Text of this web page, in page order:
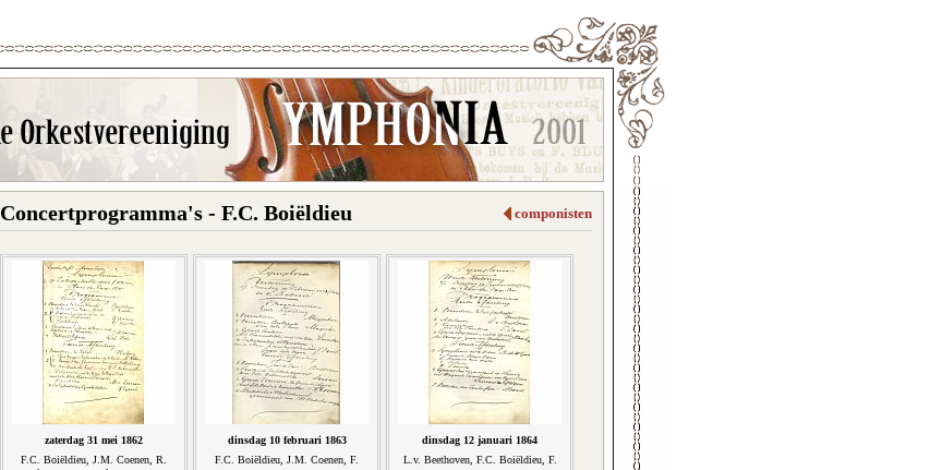
componisten
Concertprogramma's - F.C. Boiëldieu
zaterdag 31 mei 1862
F.C. Boiëldieu, J.M. Coenen, R.
dinsdag 10 februari 1863
F.C. Boiëldieu, J.M. Coenen, F.
dinsdag 12 januari 1864
L.v. Beethoven, F.C. Boiëldieu, F.